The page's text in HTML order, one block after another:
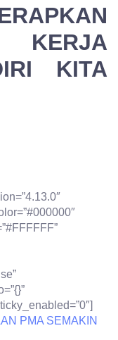
KERJA
KITA
PMA SEMAKIN